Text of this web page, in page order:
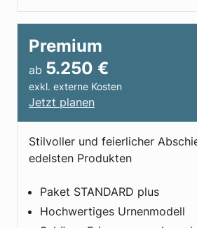
Premium
ab 5.250 €
exkl. externe Kosten
Jetzt planen
Stilvoller und feierlicher
edelsten Produkten​
Paket STANDARD plus
Hochwertiges Urnenmodell